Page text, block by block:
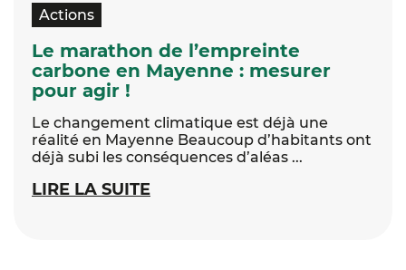
Actions
Le marathon de l’empreinte
carbone en Mayenne : mesurer
pour agir !
Le changement climatique est déjà une
réalité en Mayenne Beaucoup d’habitants ont
déjà subi les conséquences d’aléas ...
LIRE LA SUITE